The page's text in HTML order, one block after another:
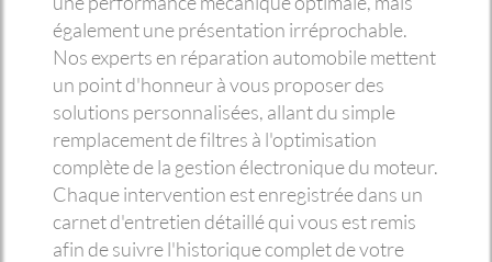
également une présentation irréprochable.
Nos experts en réparation automobile mettent
un point d'honneur à vous proposer des
solutions personnalisées, allant du simple
remplacement de filtres à l'optimisation
complète de la gestion électronique du moteur.
Chaque intervention est enregistrée dans un
carnet d'entretien détaillé qui vous est remis
afin de suivre l'historique complet de votre